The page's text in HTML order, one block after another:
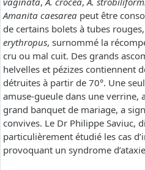
Amanita caesarea peut être
de certains bolets à tubes
erythropus, surnommé la
cru ou mal cuit. Des grands
helvelles et pézizes contiennent
détruites à partir de 70°. Une
amuse-gueule dans une verrine,
grand banquet de mariage, a
convives. Le Dr Philippe Saviuc,
particulièrement étudié les cas
provoquant un syndrome